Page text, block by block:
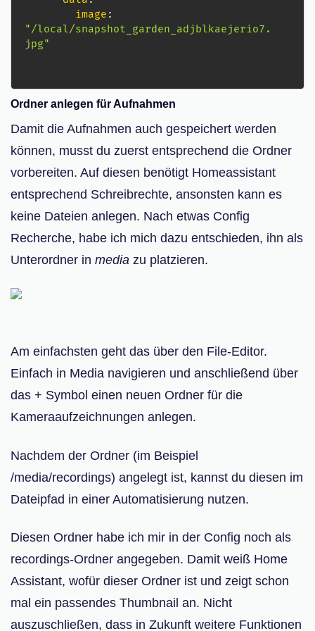
image :
"/local/snapshot_garden_adjblkaejerio7.
jpg"
Ordner anlegen für Aufnahmen
Damit die Aufnahmen auch gespeichert werden
können, musst du zuerst entsprechend die Ordner
vorbereiten. Auf diesen benötigt Homeassistant
entsprechend Schreibrechte, ansonsten kann es
keine Dateien anlegen. Nach etwas Config
Recherche, habe ich mich dazu entschieden, ihn als
Unterordner in media zu platzieren.
Am einfachsten geht das über den File-Editor.
Einfach in Media navigieren und anschließend über
das + Symbol einen neuen Ordner für die
Kameraaufzeichnungen anlegen.
Nachdem der Ordner (im Beispiel
/media/recordings) angelegt ist, kannst du diesen im
Dateipfad in einer Automatisierung nutzen.
Diesen Ordner habe ich mir in der Config noch als
recordings-Ordner angegeben. Damit weiß Home
Assistant, wofür dieser Ordner ist und zeigt schon
mal ein passendes Thumbnail an. Nicht
auszuschließen, dass in Zukunft weitere Funktionen